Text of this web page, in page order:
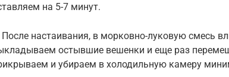
на 5-7 минут.
После настаивания, в морковно-луковую смесь
остывшие вешенки и еще раз
и убираем в холодильную камеру